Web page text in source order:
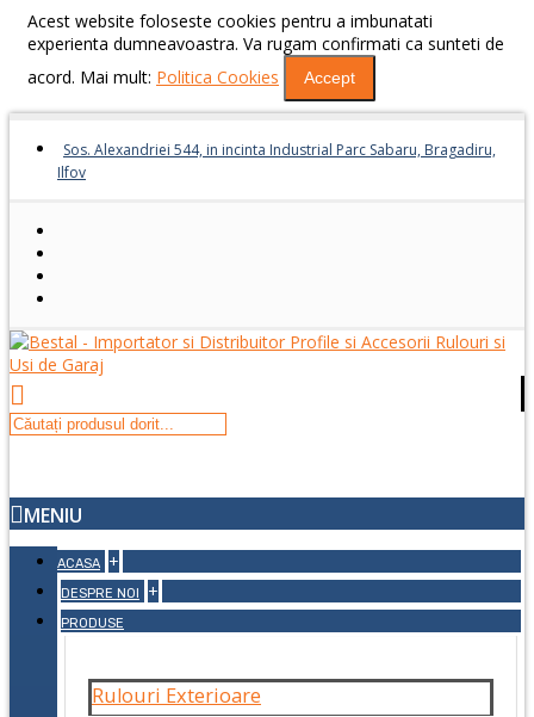
Acest website foloseste cookies pentru a imbunatati
experienta dumneavoastra. Va rugam confirmati ca sunteti de
acord. Mai mult: Politica Cookies Accept
Sos. Alexandriei 544, in incinta Industrial Parc Sabaru, Bragadiru,
Ilfov
MENIU
ACASA +
DESPRE NOI +
PRODUSE
Rulouri Exterioare